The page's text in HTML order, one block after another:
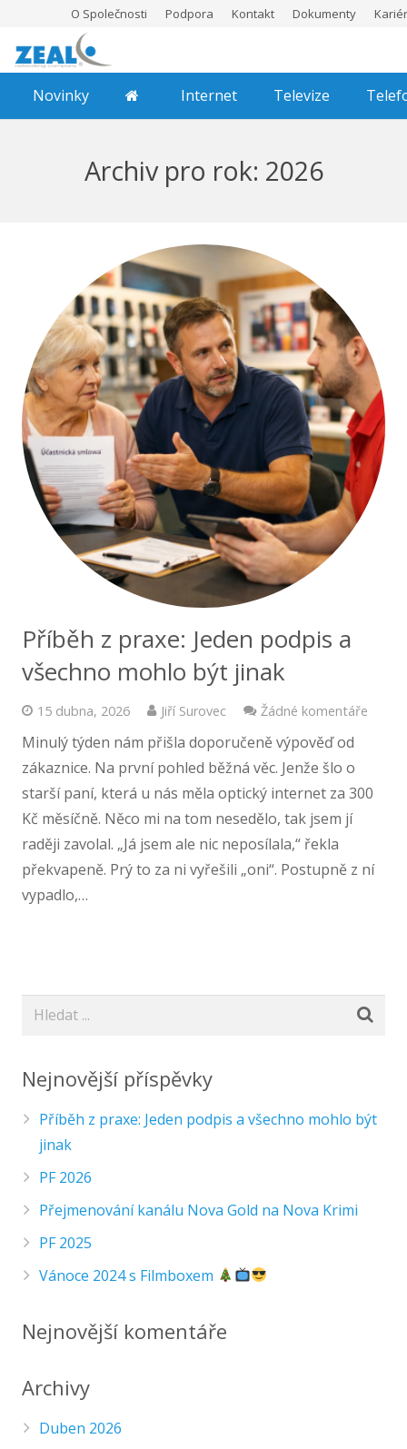
O Společnosti Podpora Kontakt Dokumenty
Novinky Internet Televize
Archiv pro rok: 2026
Příběh z praxe: Jeden podpis a
všechno mohlo být jinak
15 dubna, 2026 Jiří Surovec Žádné komentáře
Minulý týden nám přišla doporučeně výpověď od
zákaznice. Na první pohled běžná věc. Jenže šlo o
starší paní, která u nás měla optický internet za 300
Kč měsíčně. Něco mi na tom nesedělo, tak jsem jí
raději zavolal. „Já jsem ale nic neposílala,“ řekla
překvapeně. Prý to za ni vyřešili „oni“. Postupně z ní
vypadlo,…
Nejnovější příspěvky
Příběh z praxe: Jeden podpis a všechno mohlo být
jinak
PF 2026
Přejmenování kanálu Nova Gold na Nova Krimi
PF 2025
Vánoce 2024 s Filmboxem
Nejnovější komentáře
Archivy
Duben 2026